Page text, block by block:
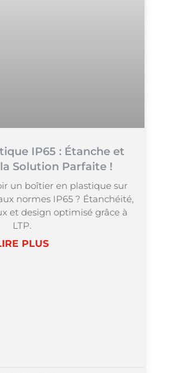
IP65 : Étanche et
Solution Parfaite !
un boîtier en plastique sur
normes IP65 ? Étanchéité,
et design optimisé grâce à
LTP.
PLUS